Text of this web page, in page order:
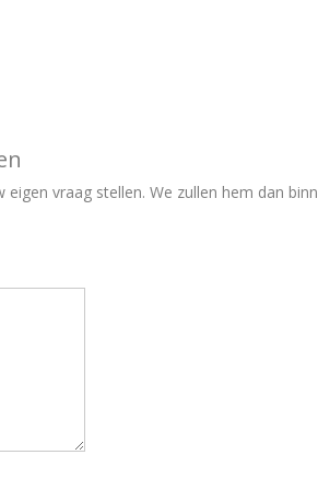
vraag stellen. We zullen hem dan